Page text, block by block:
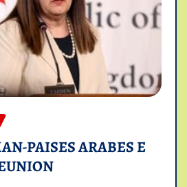
PAISES ARABES E